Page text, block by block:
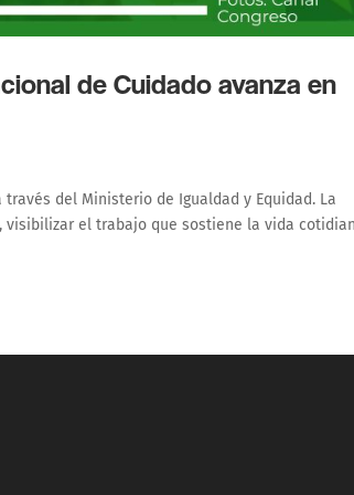
de Cuidado avanza en
del Ministerio de Igualdad y Equidad. La
el trabajo que sostiene la vida